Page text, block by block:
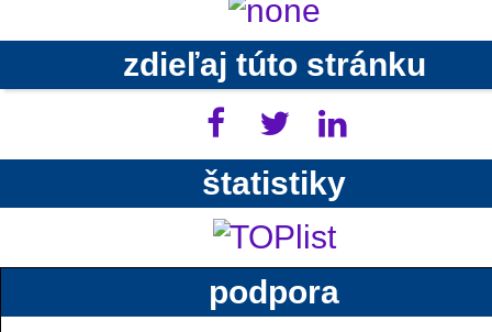
zdieľaj túto stránku
štatistiky
podpora